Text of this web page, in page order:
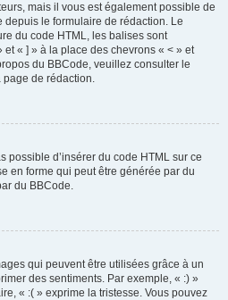
mais il vous est également possible de
depuis le formulaire de rédaction. Le
du code HTML, les balises sont
« ] » à la place des chevrons « < » et
du BBCode, veuillez consulter le
de rédaction.
possible d’insérer du code HTML sur ce
en forme qui peut être générée par du
du BBCode.
qui peuvent être utilisées grâce à un
des sentiments. Par exemple, « :) »
« :( » exprime la tristesse. Vous pouvez